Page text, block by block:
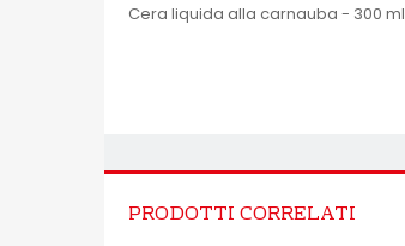
Cera liquida alla carnauba - 300 ml
PRODOTTI CORRELATI